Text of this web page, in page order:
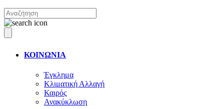
ΚΟΙΝΩΝΙΑ
Έγκλημα
Κλιματική Αλλαγή
Καιρός
Ανακύκλωση